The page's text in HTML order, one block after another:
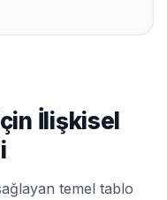
İlişkisel
temel tablo